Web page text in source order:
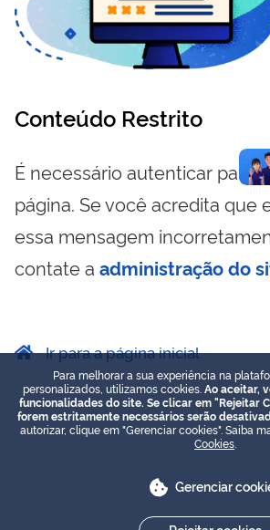
Conteúdo Restrito
É necessário autenticar para
página. Se você acredita que
essa mensagem
contate a administração do
Ir para a página inicial
Para melhorar a sua experiência na
personalizados, utilizamos cookies. Ao aceitar,
funcionalidades do site. Se clicar em "Rejeitar
forem estritamente necessários serão
autorizar, clique em "Gerenciar cookies". Saiba
Cookies
Gerenciar